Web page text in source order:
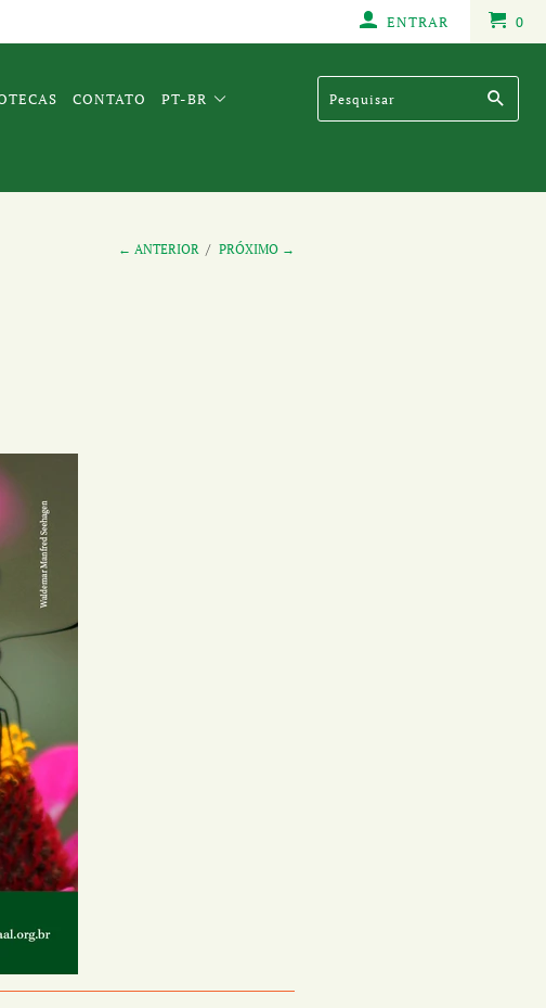
0
ENTRAR
CONTATO PT-BR
← ANTERIOR / PRÓXIMO →